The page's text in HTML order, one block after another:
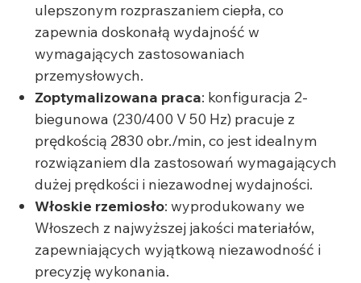
ulepszonym rozpraszaniem ciepła, co
zapewnia doskonałą wydajność w
wymagających zastosowaniach
przemysłowych.
Zoptymalizowana praca: konfiguracja 2-
biegunowa (230/400 V 50 Hz) pracuje z
prędkością 2830 obr./min, co jest idealnym
rozwiązaniem dla zastosowań wymagających
dużej prędkości i niezawodnej wydajności.
Włoskie rzemiosło: wyprodukowany we
Włoszech z najwyższej jakości materiałów,
zapewniających wyjątkową niezawodność i
precyzję wykonania.